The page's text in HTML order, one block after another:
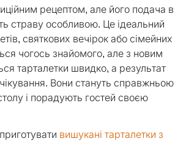
рецептом, але його подача в
страву особливою. Це ідеальний
святкових вечірок або сімейних
чогось знайомого, але з новим
тарталетки швидко, а результат
Вони стануть справжньою
і порадують гостей своєю
вишукані тарталетки з